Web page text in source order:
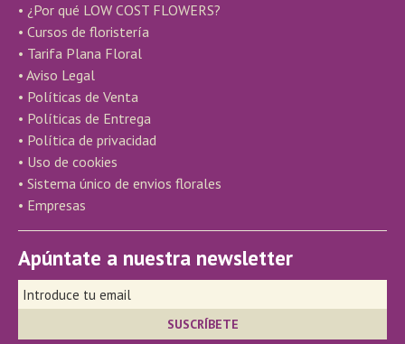
• ¿Por qué LOW COST FLOWERS?
• Cursos de floristería
• Tarifa Plana Floral
• Aviso Legal
• Políticas de Venta
• Políticas de Entrega
• Política de privacidad
• Uso de cookies
• Sistema único de envios florales
• Empresas
Apúntate a nuestra newsletter